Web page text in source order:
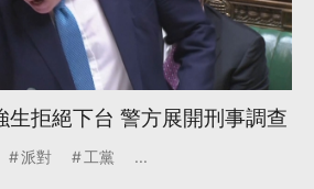
生拒絕下台 警方展開刑事調查
派對 工黨 ...